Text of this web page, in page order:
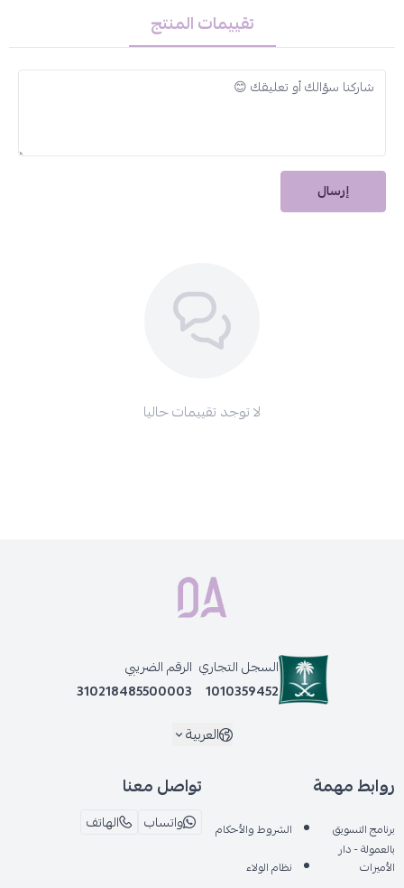
مع مبرد القدم المصنوع من الستانلس ستيل من تيتانيا، ودّع مشكلة
خشونة القدمين والكعبين، واستمتع ببشرة ناعمة ونضرة بشكل دائم.
تقييمات المنتج
إرسال
لا توجد تقييمات حاليا
السجل التجاري
1010359452
الرقم الضريبي
310218485500003
العربية
روابط مهمة
برنامج التسويق
بالعمولة - دار
الأميرات
الشروط والأحكام
نظام الولاء
تواصل معنا
واتساب الهاتف